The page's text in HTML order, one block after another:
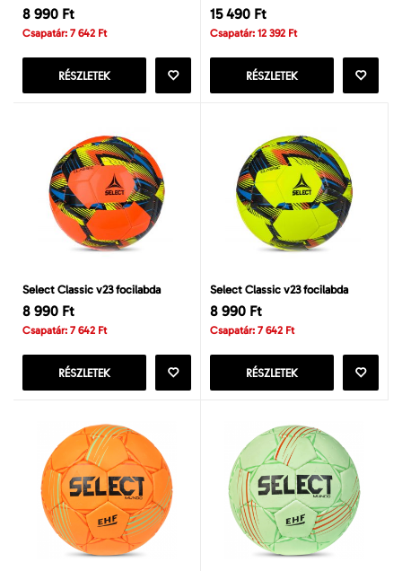
8 990 Ft
Csapatár: 7 642 Ft
RÉSZLETEK
15 490 Ft
Csapatár: 12 392 Ft
RÉSZLETEK
Select Classic v23 focilabda
8 990 Ft
Csapatár: 7 642 Ft
RÉSZLETEK
Select Classic v23 focilabda
8 990 Ft
Csapatár: 7 642 Ft
RÉSZLETEK